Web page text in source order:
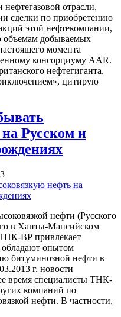
отрасли,
сделки по приобретению
этой нефтекомпании,
объемам добываемых
момента
консорциуму AAR.
нефтегиганта,
цитирую
Русском и
нефти (Русского
в Ханты-Мансийском
ВР привлекает
обладают опытом
битуминозной нефти в
г. новости
время специалисты ТНК-
компаний по
нефти. В частности,